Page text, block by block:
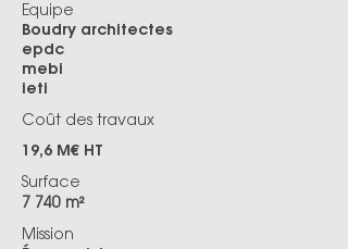
Equipe
Boudry architectes
epdc
mebi
ieti
Coût des travaux
19,6 M€ HT
Surface
7 740 m²
Mission